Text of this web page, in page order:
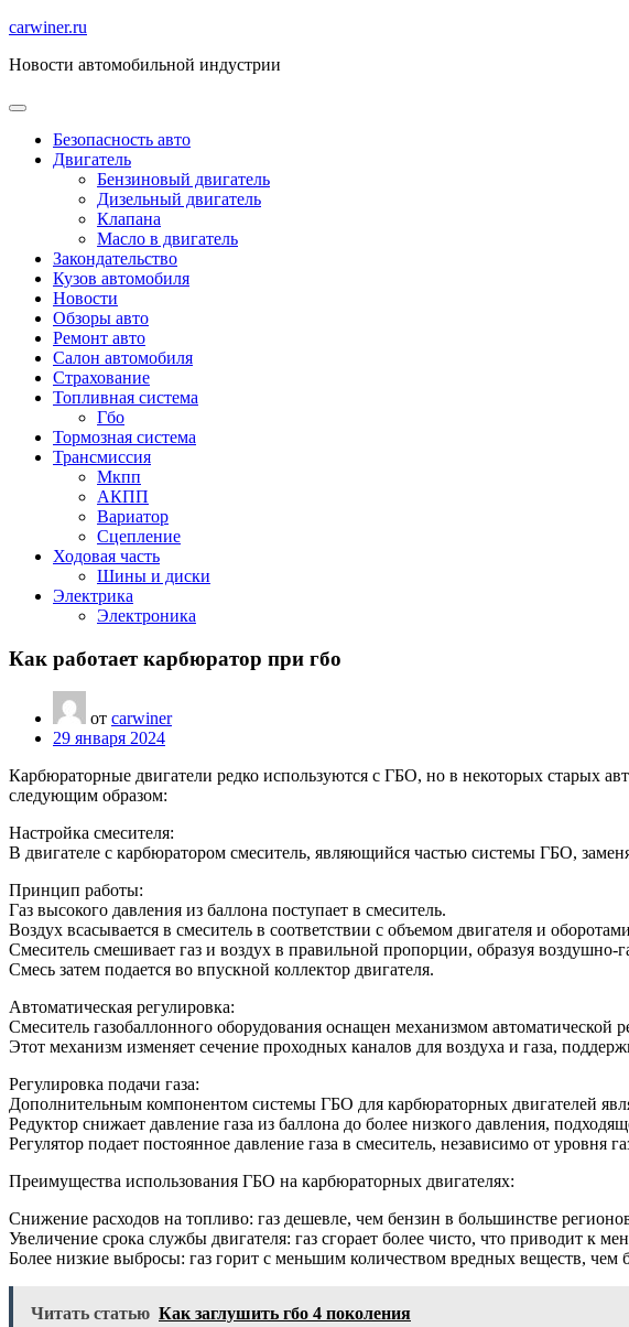
Перейти
содержимому
carwiner.ru
Новости автомобильной индустрии
Безопасность авто
Двигатель
Бензиновый двигатель
Дизельный двигатель
Клапана
Масло в двигатель
Закондательство
Кузов автомобиля
Новости
Обзоры авто
Ремонт авто
Салон автомобиля
Страхование
Топливная система
Гбо
Тормозная система
Трансмиссия
Мкпп
АКПП
Вариатор
Сцепление
Ходовая часть
Шины и диски
Электрика
Электроника
Как работает карбюратор при гбо
от carwiner
29 января 2024
Карбюраторные двигатели редко используются с ГБО, но в некоторых старых
следующим образом:
Настройка смесителя:
В двигателе с карбюратором смеситель, являющийся частью системы ГБО,
Принцип работы:
Газ высокого давления из баллона поступает в смеситель.
Воздух всасывается в смеситель в соответствии с объемом двигателя и
Смеситель смешивает газ и воздух в правильной пропорции, образуя воздушно-
Смесь затем подается во впускной коллектор двигателя.
Автоматическая регулировка:
Смеситель газобаллонного оборудования оснащен механизмом автоматической
Этот механизм изменяет сечение проходных каналов для воздуха и газа,
Регулировка подачи газа:
Дополнительным компонентом системы ГБО для карбюраторных двигателей
Редуктор снижает давление газа из баллона до более низкого давления,
Регулятор подает постоянное давление газа в смеситель, независимо от уровня
Преимущества использования ГБО на карбюраторных двигателях:
Снижение расходов на топливо: газ дешевле, чем бензин в большинстве
Увеличение срока службы двигателя: газ сгорает более чисто, что приводит к
Более низкие выбросы: газ горит с меньшим количеством вредных веществ, чем
Читать статью Как заглушить гбо 4 поколения